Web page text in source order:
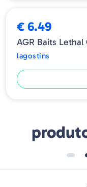
€ 6.49
AGR Baits
lagostins